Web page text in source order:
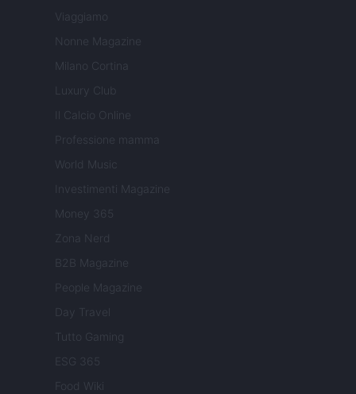
Viaggiamo
Nonne Magazine
Milano Cortina
Luxury Club
Il Calcio Online
Professione mamma
World Music
Investimenti Magazine
Money 365
Zona Nerd
B2B Magazine
People Magazine
Day Travel
Tutto Gaming
ESG 365
Food Wiki